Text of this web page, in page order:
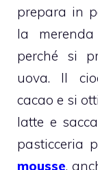
prepara in
la
perché si
uova. Il
cacao e si
latte e
pasticceria
mousse,